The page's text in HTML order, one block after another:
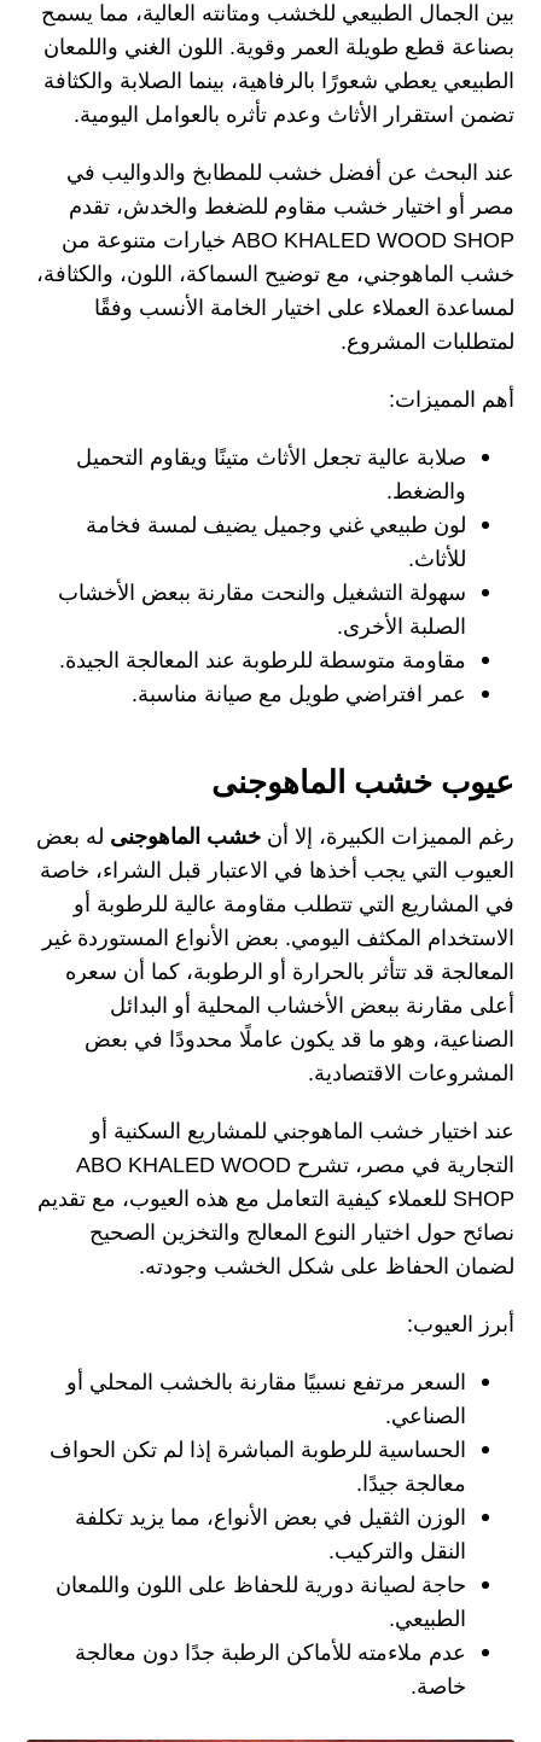
بين الجمال الطبيعي للخشب ومتانته العالية، مما يسمح
بصناعة قطع طويلة العمر وقوية. اللون الغني واللمعان
الطبيعي يعطي شعورًا بالرفاهية، بينما الصلابة والكثافة
تضمن استقرار الأثاث وعدم تأثره بالعوامل اليومية.
عند البحث عن أفضل خشب للمطابخ والدواليب في
مصر أو اختيار خشب مقاوم للضغط والخدش، تقدم
ABO KHALED WOOD SHOP خيارات متنوعة من
خشب الماهوجني، مع توضيح السماكة، اللون، والكثافة،
لمساعدة العملاء على اختيار الخامة الأنسب وفقًا
لمتطلبات المشروع.
أهم المميزات:
صلابة عالية تجعل الأثاث متينًا ويقاوم التحميل
والضغط.
لون طبيعي غني وجميل يضيف لمسة فخامة
للأثاث.
سهولة التشغيل والنحت مقارنة ببعض الأخشاب
الصلبة الأخرى.
مقاومة متوسطة للرطوبة عند المعالجة الجيدة.
عمر افتراضي طويل مع صيانة مناسبة.
عيوب خشب الماهوجنى
رغم المميزات الكبيرة، إلا أنخشب الماهوجنى له بعض
العيوب التي يجب أخذها في الاعتبار قبل الشراء، خاصة
في المشاريع التي تتطلب مقاومة عالية للرطوبة أو
الاستخدام المكثف اليومي. بعض الأنواع المستوردة غير
المعالجة قد تتأثر بالحرارة أو الرطوبة، كما أن سعره
أعلى مقارنة ببعض الأخشاب المحلية أو البدائل
الصناعية، وهو ما قد يكون عاملًا محدودًا في بعض
المشروعات الاقتصادية.
عند اختيار خشب الماهوجني للمشاريع السكنية أو
التجارية في مصر، تشرح ABO KHALED WOOD
SHOP للعملاء كيفية التعامل مع هذه العيوب، مع تقديم
نصائح حول اختيار النوع المعالج والتخزين الصحيح
لضمان الحفاظ على شكل الخشب وجودته.
أبرز العيوب:
السعر مرتفع نسبيًا مقارنة بالخشب المحلي أو
الصناعي.
الحساسية للرطوبة المباشرة إذا لم تكن الحواف
معالجة جيدًا.
الوزن الثقيل في بعض الأنواع، مما يزيد تكلفة
النقل والتركيب.
حاجة لصيانة دورية للحفاظ على اللون واللمعان
الطبيعي.
عدم ملاءمته للأماكن الرطبة جدًا دون معالجة
خاصة.